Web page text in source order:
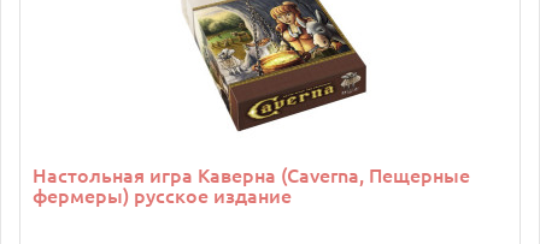
Настольная игра Каверна (Caverna, Пещерные
фермеры) русское издание